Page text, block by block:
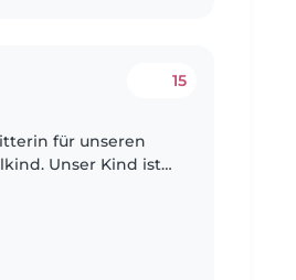
15
für unseren
Unser Kind ist